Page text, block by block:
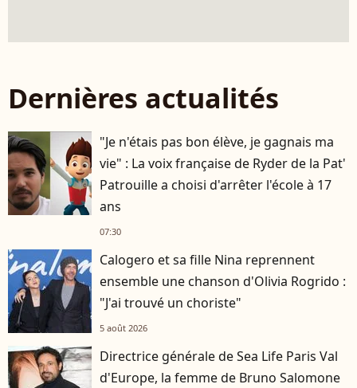
Dernières actualités
"Je n'étais pas bon élève, je gagnais ma
vie" : La voix française de Ryder de la Pat'
Patrouille a choisi d'arrêter l'école à 17
ans
07:30
Calogero et sa fille Nina reprennent
ensemble une chanson d'Olivia Rogrido :
"J'ai trouvé un choriste"
5 août 2026
Directrice générale de Sea Life Paris Val
d'Europe, la femme de Bruno Salomone